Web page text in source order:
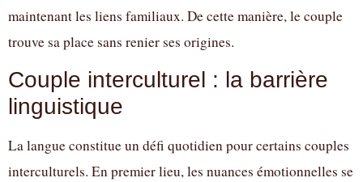
maintenant les liens familiaux. De cette manière, le couple
trouve sa place sans renier ses origines.
Couple interculturel : la barrière
linguistique
La langue constitue un défi quotidien pour certains couples
interculturels. En premier lieu, les nuances émotionnelles se